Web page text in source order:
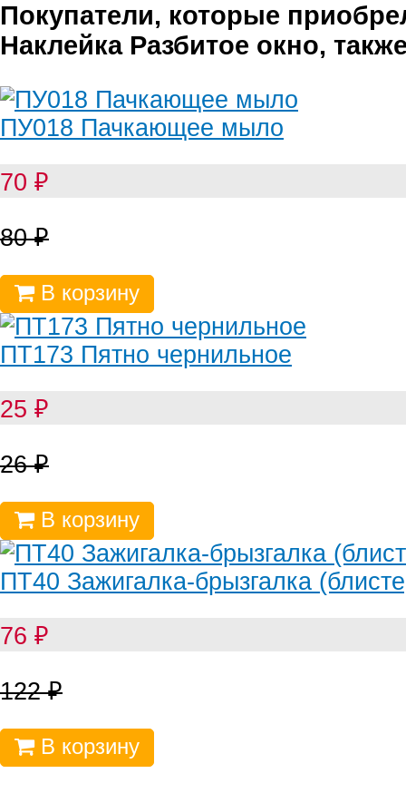
Покупатели, которые
Наклейка Разбитое окно,
ПУ018 Пачкающее мыло
70 ₽
80₽
В корзину
ПТ173 Пятно чернильное
25 ₽
26₽
В корзину
ПТ40 Зажигалка-брызгалка
76 ₽
122₽
В корзину